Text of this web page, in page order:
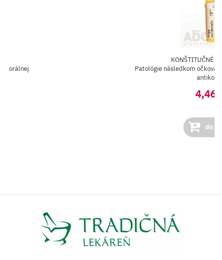
orálnej
KONŠTITUČNÉ
Patológie následkom
4,46
do